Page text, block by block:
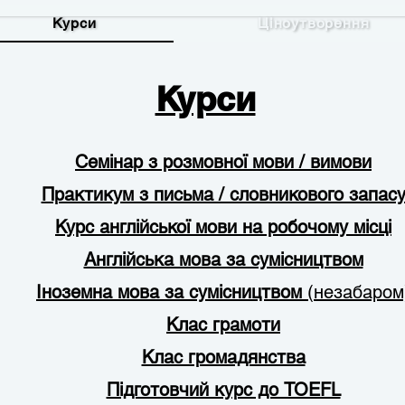
Курси Ціноутворення
Курси
Семінар з розмовної мови / вимови
Практикум з письма / словникового запасу
Курс англійської мови на робочому місці
Англійська мова за сумісництвом
Іноземна мова за сумісництвом
Клас грамоти
Клас громадянства
Підготовчий курс до TOEFL